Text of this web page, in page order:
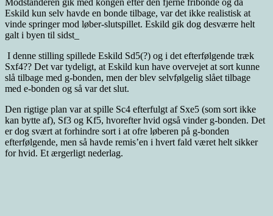
Eskild kun selv havde en bonde tilbage, var det ikke realistisk at
vinde springer mod løber-slutspillet. Eskild gik dog desværre helt
galt i byen til sidst_
I denne stilling spillede Eskild Sd5(?) og i det efterfølgende træk
Sxf4?? Det var tydeligt, at Eskild kun have overvejet at sort kunne
slå tilbage med g-bonden, men der blev selvfølgelig slået tilbage
med e-bonden og så var det slut.
Den rigtige plan var at spille Sc4 efterfulgt af Sxe5 (som sort ikke
kan bytte af), Sf3 og Kf5, hvorefter hvid også vinder g-bonden. Det
er dog svært at forhindre sort i at ofre løberen på g-bonden
efterfølgende, men så havde remis’en i hvert fald været helt sikker
for hvid. Et ærgerligt nederlag.